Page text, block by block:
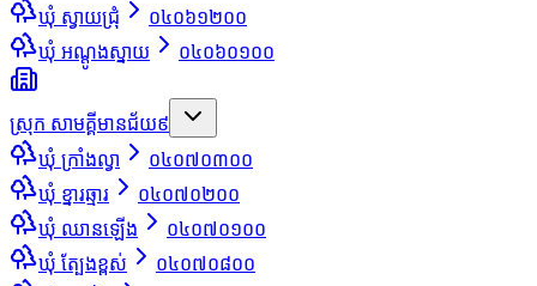
ឃុំ ស្វាយជ្រុំ
០៤០៦១២០០
ឃុំ អណ្ដូងស្នាយ
០៤០៦០១០០
ស្រុក សាមគ្គីមានជ័យ៩
ឃុំ ក្រាំងល្វា
០៤០៧០៣០០
ឃុំ ខ្នារឆ្មារ
០៤០៧០២០០
ឃុំ ឈានឡើង
០៤០៧០១០០
ឃុំ ត្បែងខ្ពស់
០៤០៧០៨០០